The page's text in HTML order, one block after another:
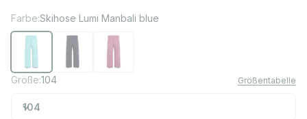
Farbe:Skihose Lumi Manbali blue
Skihose Lumi Manbali blue
Skihose Lumi True navy
Skihose Lumi Ruby red
Größe:104 Größentabelle
104